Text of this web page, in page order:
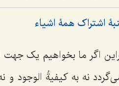
اشتراک همۀ اشیاء
اگر ما بخواهیم یک
نه بهکیفیةُ الوجود و